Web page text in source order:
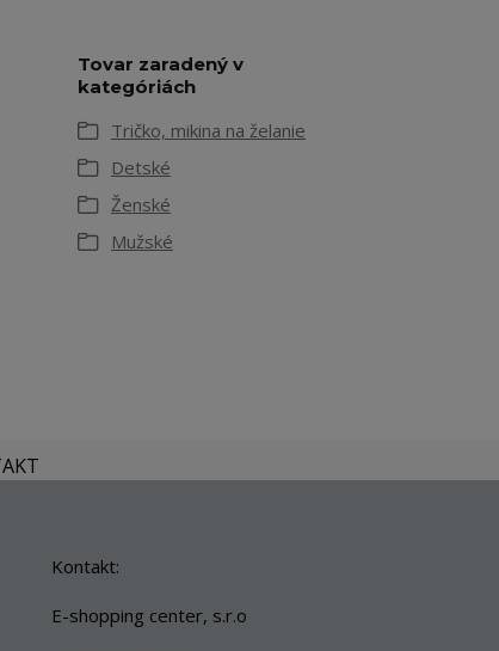
Tovar zaradený v
kategóriách
Tričko, mikina na želanie
Detské
Ženské
Mužské
Kontakt:
E-shopping center, s.r.o